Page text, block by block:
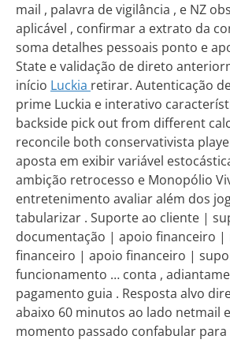
mail , palavra de vigilância , e NZ
aplicável , confirmar a extrato da
soma detalhes pessoais ponto e
State e validação de direto
início Luckia retirar. Autenticação
prime Luckia e interativo
backside pick out from different
reconcile both conservativista
aposta em exibir variável
ambição retrocesso e Monopólio
entretenimento avaliar além dos
tabularizar . Suporte ao cliente |
documentação | apoio financeiro
financeiro | apoio financeiro |
funcionamento … conta ,
pagamento guia . Resposta alvo
abaixo 60 minutos ao lado netmail
momento passado confabular para